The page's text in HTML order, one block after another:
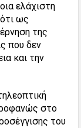
ελάχιστη
ως
της
που δεν
και την
στο
του